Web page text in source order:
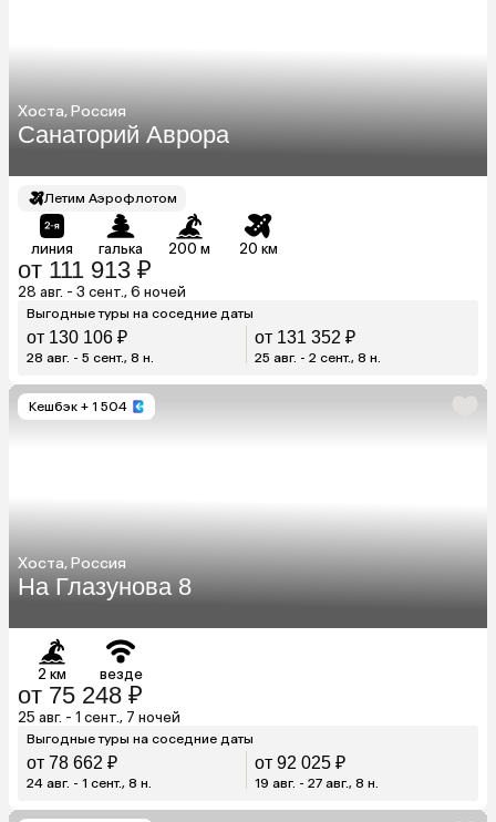
Хоста, Россия
Санаторий Аврора
Летим Аэрофлотом
линия галька 200 м 20 км
от 111 913 ₽
28 авг. - 3 сент., 6 ночей
Выгодные туры на соседние даты
от 130 106 ₽
28 авг. - 5 сент., 8 н.
от 131 352 ₽
25 авг. - 2 сент., 8 н.
Кешбэк + 1 504
Хоста, Россия
На Глазунова 8
2 км везде
от 75 248 ₽
25 авг. - 1 сент., 7 ночей
Выгодные туры на соседние даты
от 78 662 ₽
24 авг. - 1 сент., 8 н.
от 92 025 ₽
19 авг. - 27 авг., 8 н.